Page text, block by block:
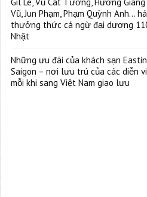
Vũ, Jun Phạm, Phạm Quỳnh Anh…
thưởng thức cá ngừ đại dương
Nhật
Những ưu đãi của khách sạn
Saigon – nơi lưu trú của các diễn
mỗi khi sang Việt Nam giao lưu